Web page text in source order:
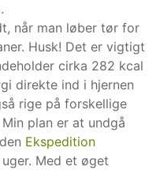
når man løber tør for
Husk! Det er vigtigt
cirka 282 kcal
direkte ind i hjernen
rige på forskellige
plan er at undgå
Ekspedition
Med et øget